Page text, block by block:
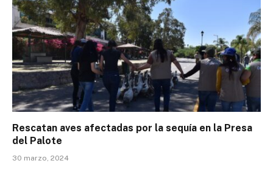
Rescatan aves afectadas por la sequía en la Presa
del Palote
30 marzo, 2024